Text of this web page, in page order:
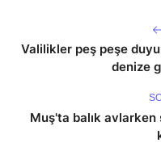
Valilikler peş peşe
denize
Muş'ta balık avlarken